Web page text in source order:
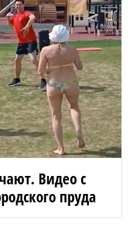
Видео с
пруда